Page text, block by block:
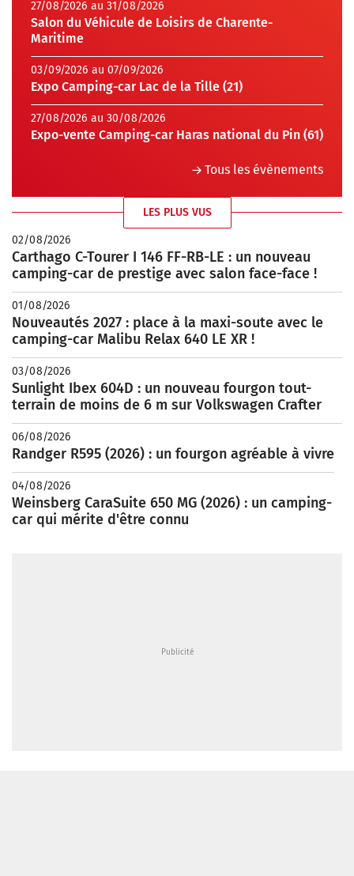
27/08/2026 au 31/08/2026
Salon du Véhicule de Loisirs de Charente-
Maritime
03/09/2026 au 07/09/2026
Expo Camping-car Lac de la Tille (21)
27/08/2026 au 30/08/2026
Expo-vente Camping-car Haras national du Pin (61)
Tous les évènements
LES PLUS VUS
02/08/2026
Carthago C-Tourer I 146 FF-RB-LE : un nouveau
camping-car de prestige avec salon face-face !
01/08/2026
Nouveautés 2027 : place à la maxi-soute avec le
camping-car Malibu Relax 640 LE XR !
03/08/2026
Sunlight Ibex 604D : un nouveau fourgon tout-
terrain de moins de 6 m sur Volkswagen Crafter
06/08/2026
Randger R595 (2026) : un fourgon agréable à vivre
04/08/2026
Weinsberg CaraSuite 650 MG (2026) : un camping-
car qui mérite d'être connu